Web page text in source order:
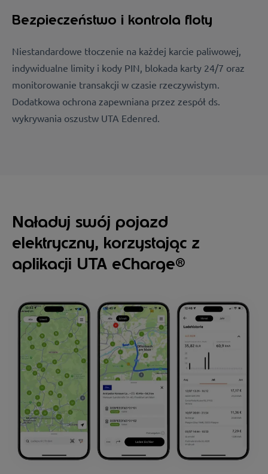
Bezpieczeństwo i kontrola floty
Niestandardowe tłoczenie na każdej karcie paliwowej,
indywidualne limity i kody PIN, blokada karty 24/7 oraz
monitorowanie transakcji w czasie rzeczywistym.
Dodatkowa ochrona zapewniana przez zespół ds.
wykrywania oszustw UTA Edenred.
Naładuj swój pojazd
elektryczny, korzystając z
aplikacji UTA eCharge®